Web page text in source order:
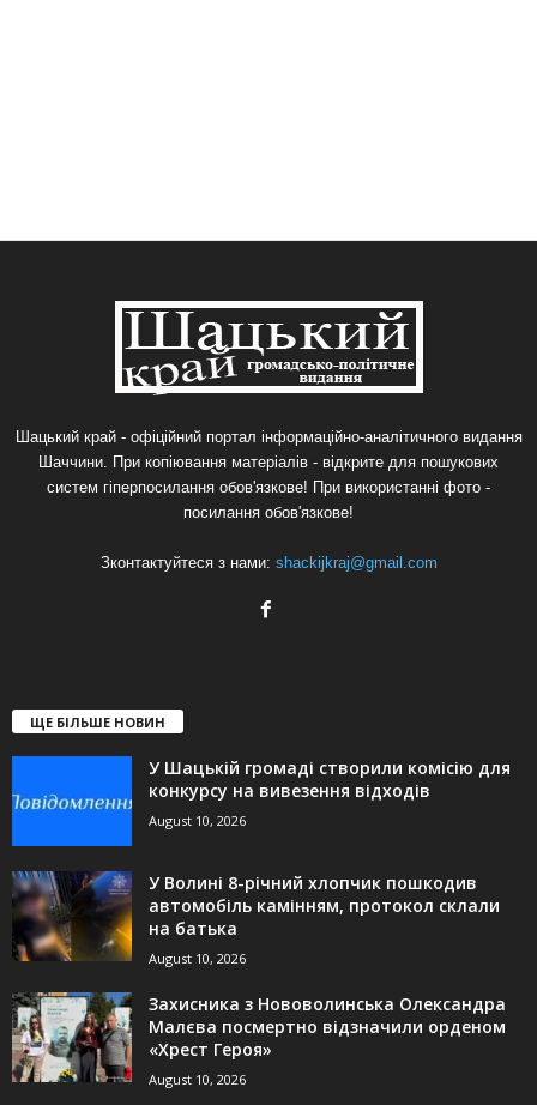
Шацький край - офіційний портал інформаційно-аналітичного видання
Шаччини. При копіювання матеріалів - відкрите для пошукових
систем гіперпосилання обов'язкове! При використанні фото -
посилання обов'язкове!
Зконтактуйтеся з нами: shackijkraj@gmail.com
ЩЕ БІЛЬШЕ НОВИН
У Шацькій громаді створили комісію для
конкурсу на вивезення відходів
August 10, 2026
У Волині 8-річний хлопчик пошкодив
автомобіль камінням, протокол склали
на батька
August 10, 2026
Захисника з Нововолинська Олександра
Малєва посмертно відзначили орденом
«Хрест Героя»
August 10, 2026